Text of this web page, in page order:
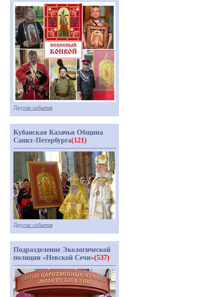
Другие события
Кубанская Казачья Община
Санкт-Петербурга(121)
Другие события
Подразделение Экологической
полиции «Невской Сечи»(537)